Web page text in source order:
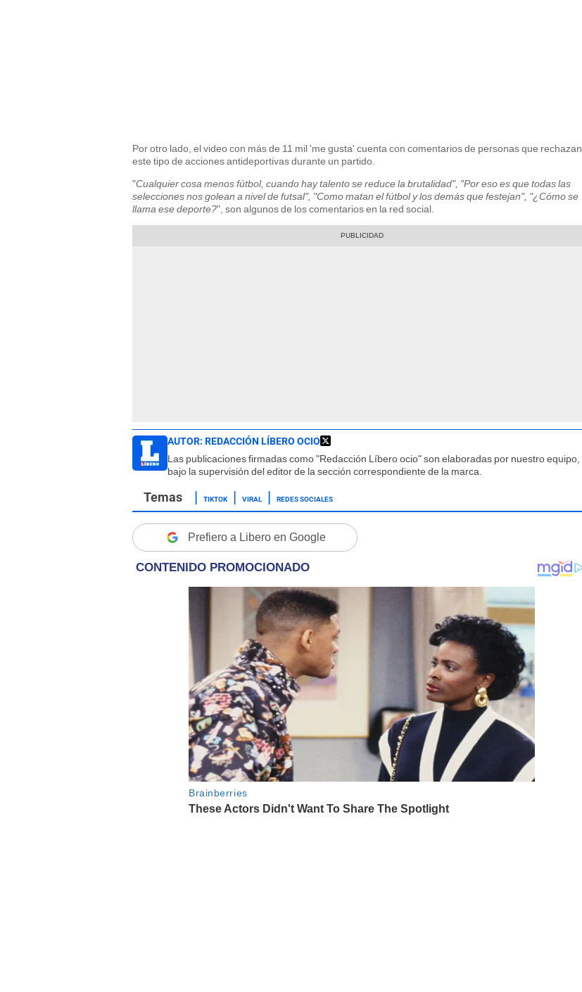
Por otro lado, el video con más de 11 mil 'me gusta' cuenta con comentarios de personas que rechazan
este tipo de acciones antideportivas durante un partido.
"Cualquier cosa menos fútbol, cuando hay talento se reduce la brutalidad", "Por eso es que todas las
selecciones nos golean a nivel de futsal", "Como matan el fútbol y los demás que festejan", "¿Cómo se
llama ese deporte?", son algunos de los comentarios en la red social.
AUTOR: REDACCIÓN LÍBERO OCIO
Las publicaciones firmadas como "Redacción Líbero ocio" son elaboradas por nuestro equipo,
bajo la supervisión del editor de la sección correspondiente de la marca.
TIKTOK VIRAL REDES SOCIALES
Prefiero a Libero en Google